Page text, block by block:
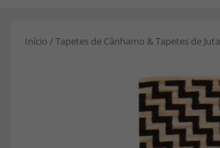
Início /Tapetes de Cânhamo & Tapetes de Juta